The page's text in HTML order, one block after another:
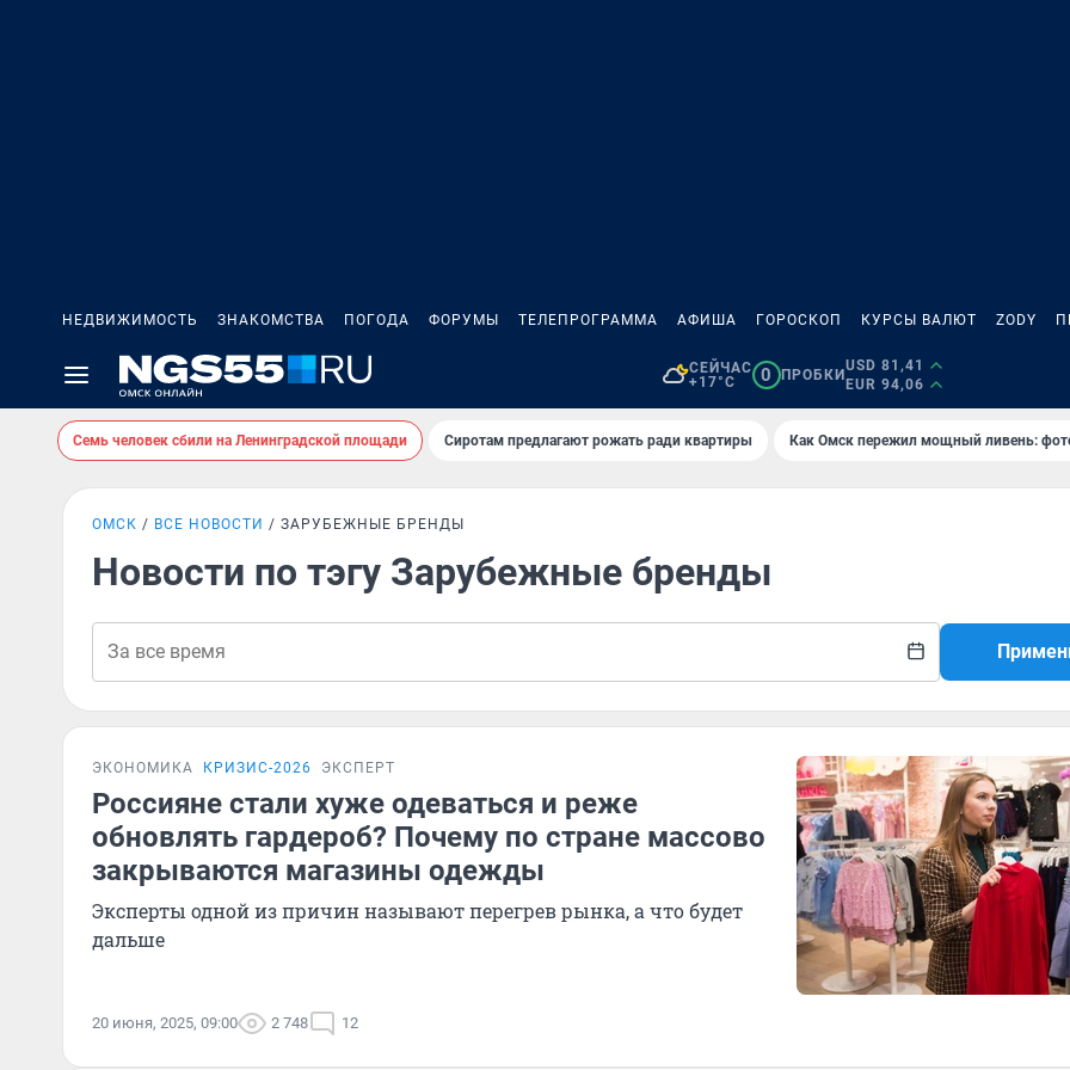
НЕДВИЖИМОСТЬ ЗНАКОМСТВА ПОГОДА ФОРУМЫ ТЕЛЕПРОГРАММА АФИША ГОРОСКОП КУРСЫ ВАЛЮТ ZODY
СЕЙЧАС
+17°C
0 ПРОБКИ
USD 81,41
EUR 94,06
Семь человек сбили на Ленинградской площади Сиротам предлагают рожать ради квартиры Как Омск пережил мощный ливень:
ОМСК ВСЕ НОВОСТИ ЗАРУБЕЖНЫЕ БРЕНДЫ
Новости по тэгу Зарубежные бренды
ЭКОНОМИКА КРИЗИС-2026 ЭКСПЕРТ
Россияне стали хуже одеваться и реже
обновлять гардероб? Почему по стране массово
закрываются магазины одежды
Эксперты одной из причин называют перегрев рынка, а что будет
дальше
20 июня, 2025, 09:00 2 748 12